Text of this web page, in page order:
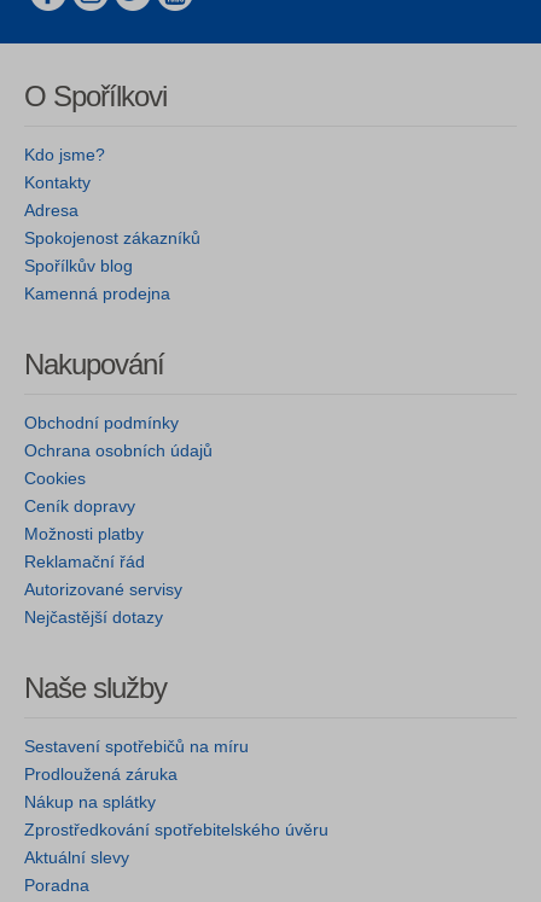
O Spořílkovi
Kdo jsme?
Kontakty
Adresa
Spokojenost zákazníků
Spořílkův blog
Kamenná prodejna
Nakupování
Obchodní podmínky
Ochrana osobních údajů
Cookies
Ceník dopravy
Možnosti platby
Reklamační řád
Autorizované servisy
Nejčastější dotazy
Naše služby
Sestavení spotřebičů na míru
Prodloužená záruka
Nákup na splátky
Zprostředkování spotřebitelského úvěru
Aktuální slevy
Poradna